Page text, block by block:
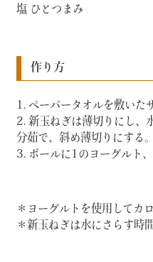
塩 ひとつまみ
作り方
1. ペーパータオルを敷いた
2. 新玉ねぎは薄切りにし、
分茹で、斜め薄切りにする
3. ボールに1のヨーグルト
＊ヨーグルトを使用してカ
＊新玉ねぎは水にさらす時